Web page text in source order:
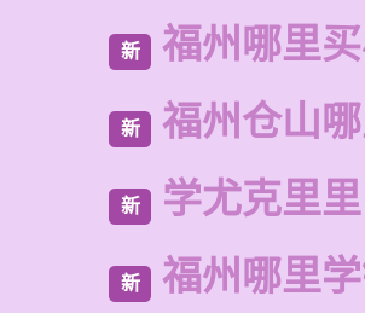
新 福州哪里
新 福州仓山
新 学尤克里里
新 福州哪里